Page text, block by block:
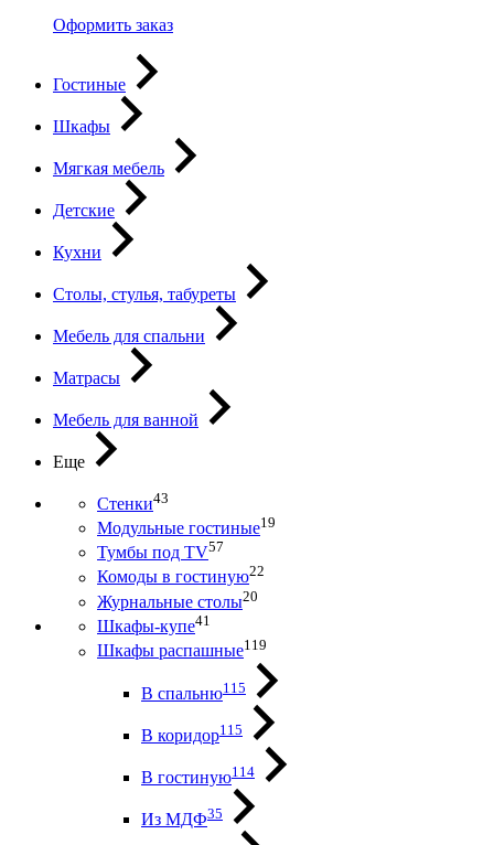
Оформить заказ
Гостиные
Шкафы
Мягкая мебель
Детские
Кухни
Столы, стулья, табуреты
Мебель для спальни
Матрасы
Мебель для ванной
Еще
Стенки43
Модульные гостиные19
Тумбы под ТV57
Комоды в гостиную22
Журнальные столы20
Шкафы-купе41
Шкафы распашные119
В спальню115
В коридор115
В гостиную114
Из МДФ35